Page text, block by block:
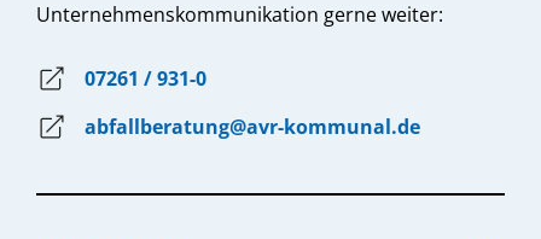
Unternehmenskommunikation gerne weiter:
07261 / 931-0
abfallberatung@avr-kommunal.de